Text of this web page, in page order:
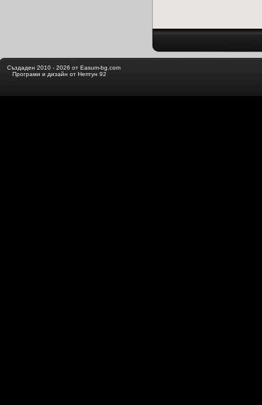
Създаден 2010 - 2026 от Easum-bg.com
Програми и дизайн от Нептун 92